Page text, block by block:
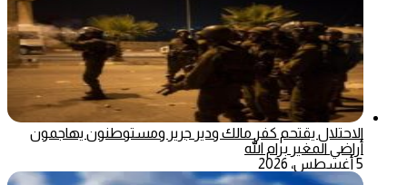
الاحتلال يقتحم كفر مالك ودير جرير ومستوطنون يهاجمون
أراضي المغير برام الله
5 أغسطس، 2026